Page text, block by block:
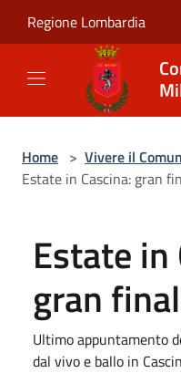
Regione Lombardia
Home > Vivere il
Estate in Cascina: gran
Estate in
gran
Ultimo appuntamento
dal vivo e ballo in